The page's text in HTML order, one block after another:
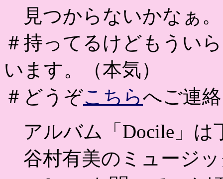
見つからないかなぁ。
＃持ってるけどもうい
います。（本気）
＃どうぞこちらへご連
アルバム「Docile」は
谷村有美のミュージ